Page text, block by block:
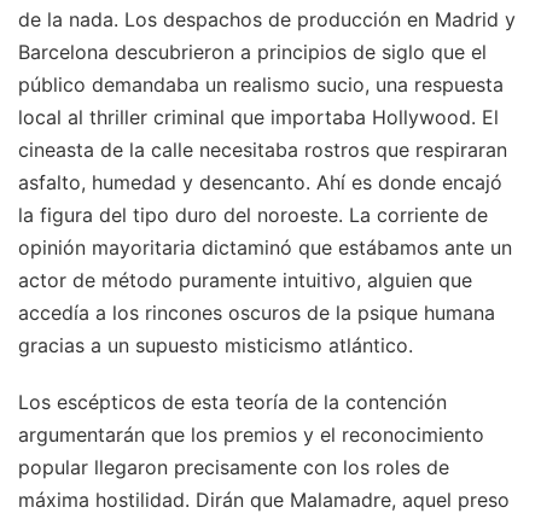
de la nada. Los despachos de producción en Madrid y
Barcelona descubrieron a principios de siglo que el
público demandaba un realismo sucio, una respuesta
local al thriller criminal que importaba Hollywood. El
cineasta de la calle necesitaba rostros que respiraran
asfalto, humedad y desencanto. Ahí es donde encajó
la figura del tipo duro del noroeste. La corriente de
opinión mayoritaria dictaminó que estábamos ante un
actor de método puramente intuitivo, alguien que
accedía a los rincones oscuros de la psique humana
gracias a un supuesto misticismo atlántico.
Los escépticos de esta teoría de la contención
argumentarán que los premios y el reconocimiento
popular llegaron precisamente con los roles de
máxima hostilidad. Dirán que Malamadre, aquel preso